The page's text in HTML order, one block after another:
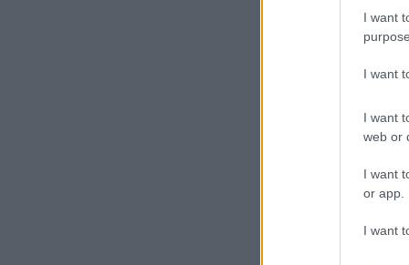
I want
I want
I want
web or
I want
or app.
I want